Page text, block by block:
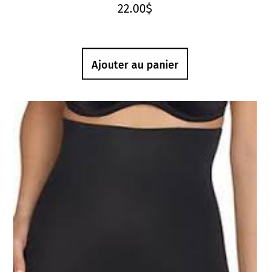
22.00$
Ajouter au panier